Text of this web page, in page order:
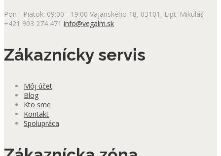
Pon - Piatok: 09:00 - 19:00 Vajanského 18, 03101, Lipt. Mikuláš
+421 903 274 471 info@vegalm.sk
Zákaznícky servis
Môj účet
Blog
Kto sme
Kontakt
Spolupráca